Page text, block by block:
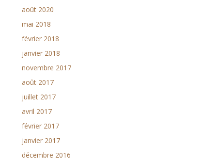
août 2020
mai 2018
février 2018
janvier 2018
novembre 2017
août 2017
juillet 2017
avril 2017
février 2017
janvier 2017
décembre 2016